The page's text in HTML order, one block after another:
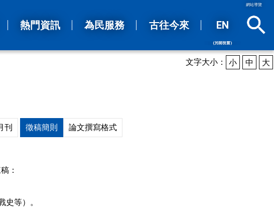
網站導覽
熱門資訊 為民服務 古往今來 EN
(另開視窗)
文字大小： 小 中 大
刊 徵稿簡則 論文撰寫格式
：
等）。